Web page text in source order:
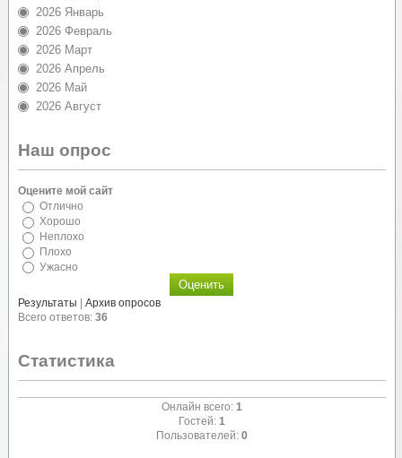
2026 Январь
2026 Февраль
2026 Март
2026 Апрель
2026 Май
2026 Август
Наш опрос
Оцените мой сайт
Отлично
Хорошо
Неплохо
Плохо
Ужасно
Результаты
Архив опросов
Всего ответов: 36
Статистика
Онлайн всего: 1
Гостей: 1
Пользователей: 0